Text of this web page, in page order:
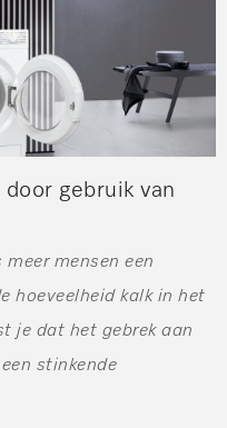
gebruik van
mensen een
hoeveelheid kalk in het
je dat het gebrek aan
stinkende